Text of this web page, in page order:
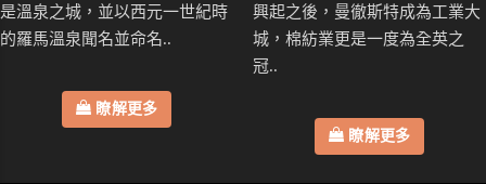
是溫泉之城，並以西元一世紀時
的羅馬溫泉聞名並命名..
瞭解更多
興起之後，曼徹斯特成為工業大
城，棉紡業更是一度為全英之
冠..
瞭解更多